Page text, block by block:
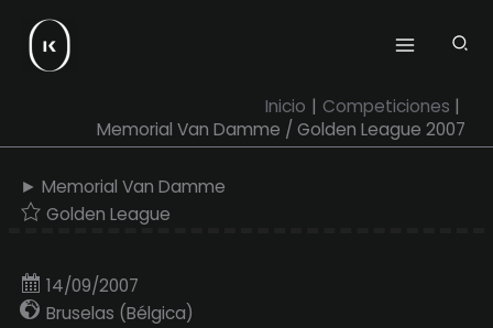
contenido
Inicio
Competiciones
Memorial Van Damme / Golden League 2007
► Memorial Van Damme
Golden League
14/09/2007
Bruselas (Bélgica)